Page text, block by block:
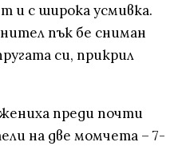
и с широка усмивка.
пък бе сниман
си, прикрил
преди почти
на две момчета – 7-